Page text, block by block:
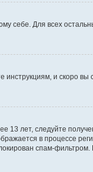
себе. Для всех
инструкциям, и скоро вы
13 лет, следуйте
в процессе
спам-фильтром.